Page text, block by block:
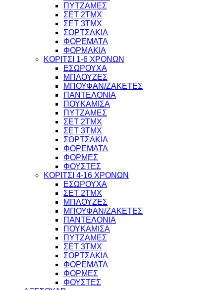
ΠΥΤΖΑΜΕΣ
ΣΕΤ 2ΤΜΧ
ΣΕΤ 3ΤΜΧ
ΣΟΡΤΣΑΚΙΑ
ΦΟΡΕΜΑΤΑ
ΦΟΡΜΑΚΙΑ
ΚΟΡΙΤΣΙ 1-6 ΧΡΟΝΩΝ
ΕΣΩΡΟΥΧΑ
ΜΠΛΟΥΖΕΣ
ΜΠΟΥΦΑΝ/ΖΑΚΕΤΕΣ
ΠΑΝΤΕΛΟΝΙΑ
ΠΟΥΚΑΜΙΣΑ
ΠΥΤΖΑΜΕΣ
ΣΕΤ 2ΤΜΧ
ΣΕΤ 3ΤΜΧ
ΣΟΡΤΣΑΚΙΑ
ΦΟΡΕΜΑΤΑ
ΦΟΡΜΕΣ
ΦΟΥΣΤΕΣ
ΚΟΡΙΤΣΙ 4-16 ΧΡΟΝΩΝ
ΕΣΩΡΟΥΧΑ
ΣΕΤ 2ΤΜΧ
ΜΠΛΟΥΖΕΣ
ΜΠΟΥΦΑΝ/ΖΑΚΕΤΕΣ
ΠΑΝΤΕΛΟΝΙΑ
ΠΟΥΚΑΜΙΣΑ
ΠΥΤΖΑΜΕΣ
ΣΕΤ 3ΤΜΧ
ΣΟΡΤΣΑΚΙΑ
ΦΟΡΕΜΑΤΑ
ΦΟΡΜΕΣ
ΦΟΥΣΤΕΣ